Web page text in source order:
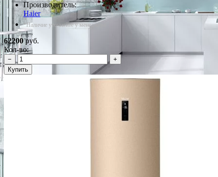
Производитель:
Haier
*Наличие уточняйте у менеджера
62200руб.
Кол-во:
−
+
Купить